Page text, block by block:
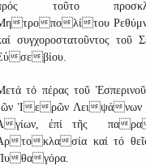
τοῦτο
τροπολίτου
συγχοροστατοῦντος τοῦ
σεβίου.
τό πέρας τοῦ
Ἱερῶν Λειψάνων
γίων, ἐπί τῆς παρα
τοκλασία καί τό
θαγόρα.